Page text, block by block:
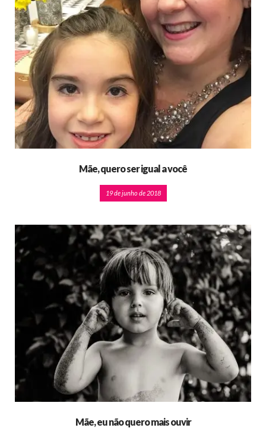
Mãe, quero ser igual a você
19 de junho de 2018
Mãe, eu não quero mais ouvir